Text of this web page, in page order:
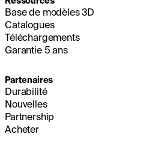
Base de modèles 3D
Catalogues
Téléchargements
Garantie 5 ans
Partenaires
Durabilité
Nouvelles
Partnership
Acheter